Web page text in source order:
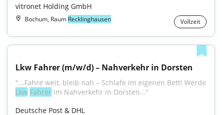
vitronet Holding GmbH
Bochum, Raum Recklinghausen Vollzeit
Lkw Fahrer (m/w/d) – Nahverkehr in Dorsten
Lkw Fahrer im Nahverkehr in Dorsten..."
Deutsche Post & DHL